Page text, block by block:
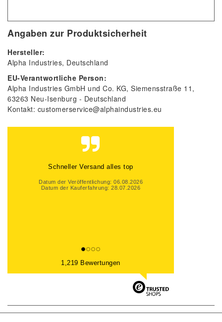
Angaben zur Produktsicherheit
Hersteller:
Alpha Industries Deutschland
EU-Verantwortliche Person:
Alpha Industries GmbH und Co. KG Siemensstraße 11
63263 Neu-Isenburg
Deutschland
Kontakt: customerservice@alphaindustries.eu
Schneller Versand alles top
Datum der Veröffentlichung: 06.08.2026
Datum der Kauferfahrung: 28.07.2026
1,219 Bewertungen